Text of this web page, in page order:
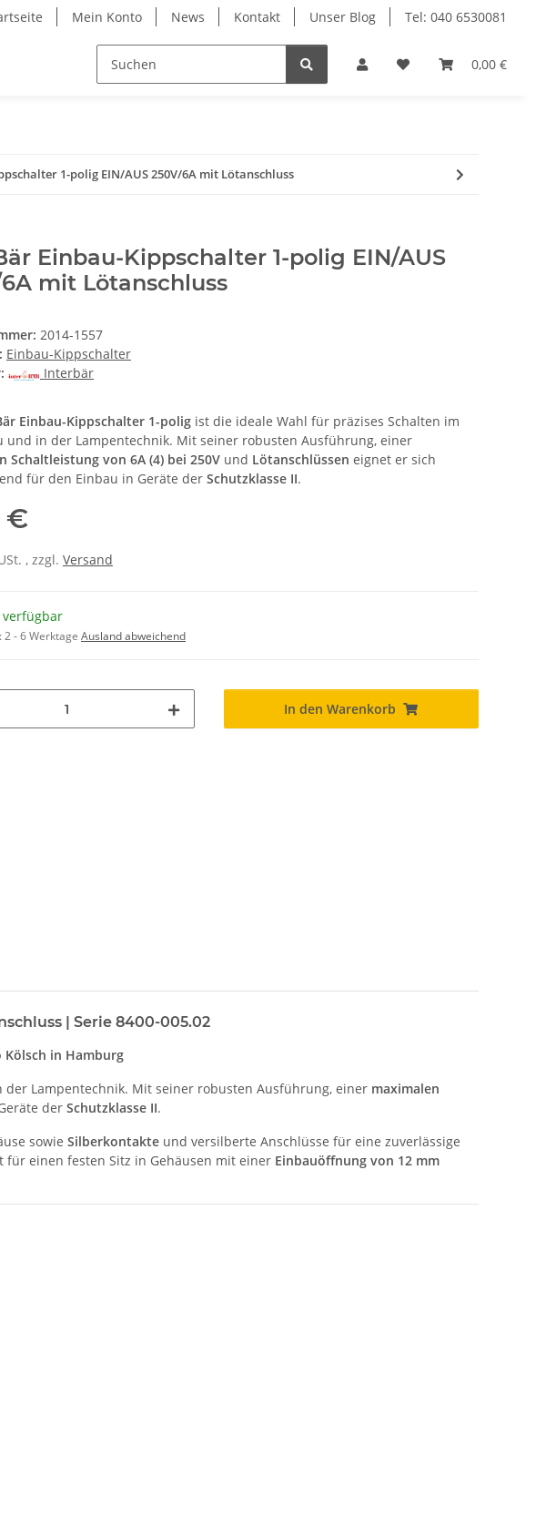
Mein Konto News Kontakt Unser Blog Tel: 040 6530081
0,00 €
1-polig EIN/AUS 250V/6A mit Lötanschluss
Einbau-Kippschalter 1-polig EIN/AUS
mit Lötanschluss
2014-1557
Einbau-Kippschalter
Interbär
Einbau-Kippschalter 1-polig ist die ideale Wahl für präzises Schalten im
und in der Lampentechnik. Mit seiner robusten Ausführung, einer
Schaltleistung von 6A (4) bei 250V und Lötanschlüssen eignet er sich
für den Einbau in Geräte der Schutzklasse II.
€
, zzgl. Versand
verfügbar
2 - 6 Werktage Ausland abweichend
In den Warenkorb
| Serie 8400-005.02
in Hamburg
Lampentechnik. Mit seiner robusten Ausführung, einer maximalen
der Schutzklasse II.
sowie Silberkontakte und versilberte Anschlüsse für eine zuverlässige
einen festen Sitz in Gehäusen mit einer Einbauöffnung von 12 mm